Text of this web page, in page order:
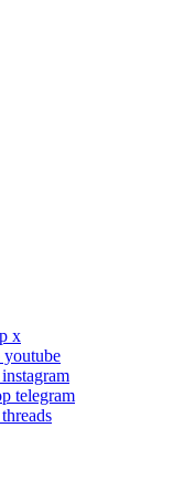
x
youtube
telegram